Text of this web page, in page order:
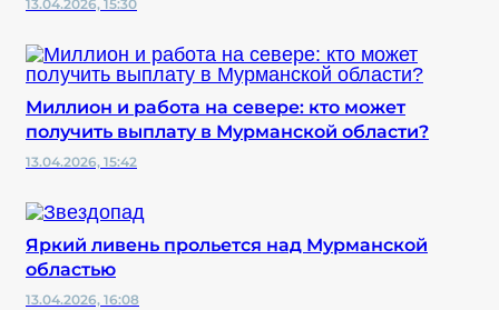
13.04.2026, 15:30
Миллион и работа на севере: кто может
получить выплату в Мурманской области?
13.04.2026, 15:42
Яркий ливень прольется над Мурманской
областью
13.04.2026, 16:08